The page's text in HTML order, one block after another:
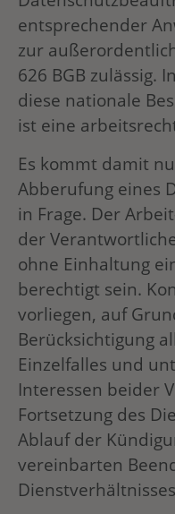
entsprechender
zur
626 BGB zulässig.
diese nationale
ist eine
Es kommt damit
Abberufung eines
in Frage. Der
der
ohne Einhaltung
berechtigt sein.
vorliegen, auf
Berücksichtigung
Einzelfalles und
Interessen beider
Fortsetzung des
Ablauf der
vereinbarten